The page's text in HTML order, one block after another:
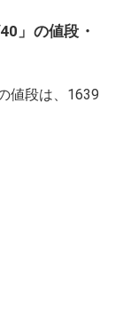
」の値段・
値段は、1639